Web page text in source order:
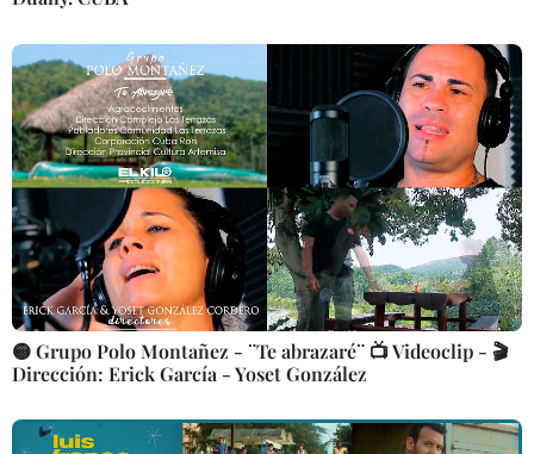
🟡 Grupo Polo Montañez - ¨Te abrazaré¨ 📺 Videoclip - 🎬
Dirección: Erick García - Yoset González